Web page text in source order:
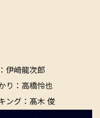
伊崎龍次郎
り：高橋怜也
ング：髙木 俊